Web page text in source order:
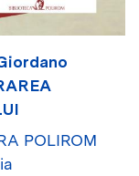
POLIROM